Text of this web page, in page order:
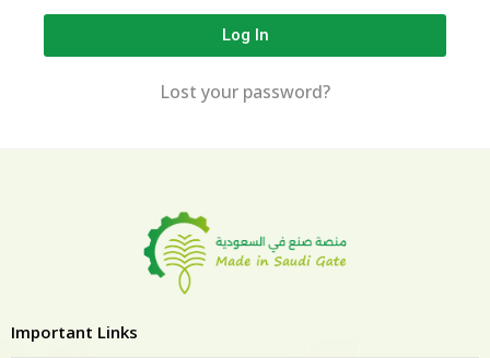
Log In
Lost your password?
Important Links